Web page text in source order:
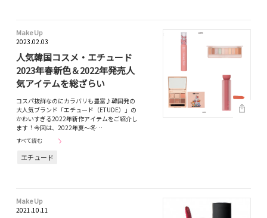
Make Up
2023.02.03
人気韓国コスメ・エチュード
2023年春新色＆2022年発売人
気アイテムを総ざらい
コスパ抜群なのにカラバリも豊富♪韓国発の
大人気ブランド「エチュード（ETUDE）」の
かわいすぎる2022年新作アイテムをご紹介し
ます！今回は、2022年夏〜冬…
すべて読む
エチュード
Make Up
2021.10.11